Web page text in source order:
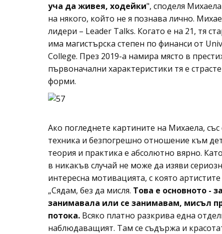
уча да живея, ходейки", споделя
на някого, който не я познава лично.
лидери – Leader Talks. Когато е на 21, тя
има магистърска степен по финанси от
College. През 2019-а намира място в
първоначални характеристики тя е
форми.
Ако погледнете картините на Михаела,
техника и безпогрешно отношение към
теория и практика е абсолютно вярно.
в никакъв случай не може да изяви
интересна мотивацията, с която
„Сядам, без да мисля. Това е основното -
занимавала или се занимавам, мисъл
потока. Всяко платно разкрива една
наблюдаващият. Там се съдържа и